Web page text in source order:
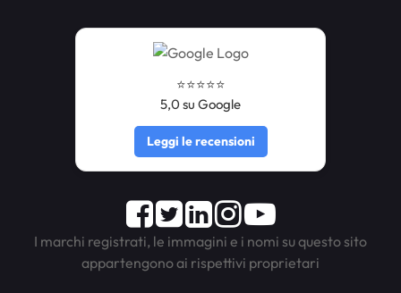
⭐️⭐️⭐️⭐️⭐️
5,0 su Google
Leggi le recensioni
Facebook
TwitterLinkedInInstagram
Youtube
I marchi registrati, le immagini e i nomi su questo sito
appartengono ai rispettivi proprietari